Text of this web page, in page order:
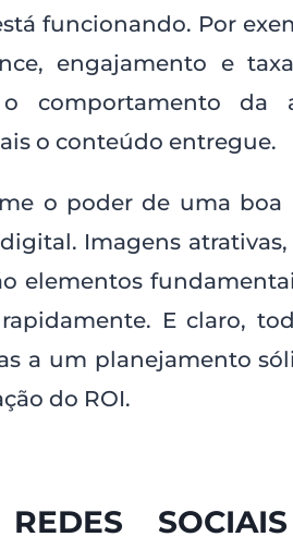
funcionando. Por
engajamento e
comportamento da
o conteúdo entregue.
o poder de uma boa
Imagens
elementos
E claro,
a um planejamento
do ROI.